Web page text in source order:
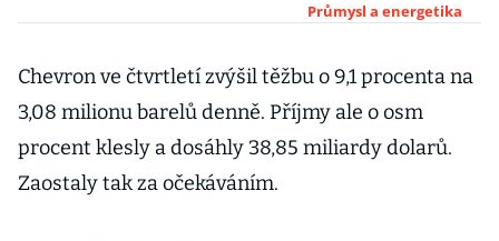
polovinu, může
bývalého šéfa
Průmysl a energetika
Chevron ve čtvrtletí zvýšil těžbu o 9,1 procenta na
3,08 milionu barelů denně. Příjmy ale o osm
procent klesly a dosáhly 38,85 miliardy dolarů.
Zaostaly tak za očekáváním.